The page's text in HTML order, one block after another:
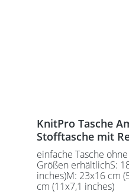
KnitPro Tasche
Stofftasche mit
einfache Tasche
Größen erhältlichS:
inches)M: 23x16 cm
cm (11x7,1 inches)